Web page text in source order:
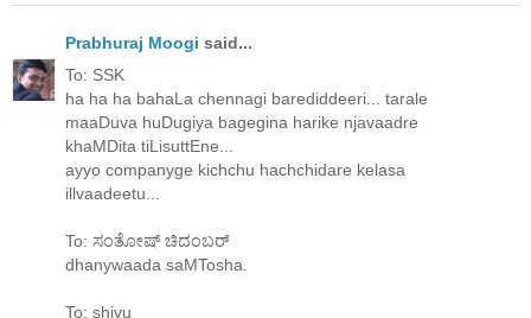
Prabhuraj Moogi said...
To: SSK
ha ha ha bahaLa chennagi barediddeeri... tarale
maaDuva huDugiya bagegina harike njavaadre
khaMDita tiLisuttEne...
ayyo companyge kichchu hachchidare kelasa
illvaadeetu...
To: ಸಂತೋಷ್ ಚಿದಂಬರ್
dhanywaada saMTosha.
To: shivu